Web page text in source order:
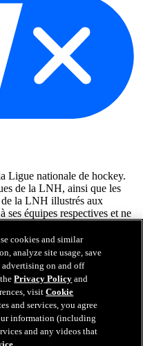
Ligue nationale de hockey.
de la LNH, ainsi que les
de la LNH illustrés aux
ses équipes respectives et ne
réservés. Tous les
avec les noms des
officiellement sous license
de marque Zamboni et la
sont des marques de
& Co., Inc. © Frank J.
réservés. Toute autre marque
partie sont la propriété de
cookies and similar
analyze site usage, save
advertising on and off
thePrivacy Policy and
visitCookie
and services, you agree
information (including
and any videos that